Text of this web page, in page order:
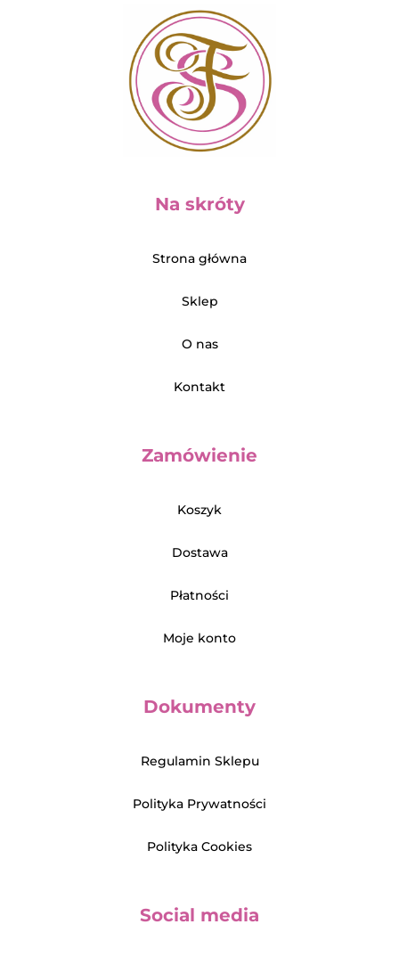
Na skróty
Strona główna
Sklep
O nas
Kontakt
Zamówienie
Koszyk
Dostawa
Płatności
Moje konto
Dokumenty
Regulamin Sklepu
Polityka Prywatności
Polityka Cookies
Social media